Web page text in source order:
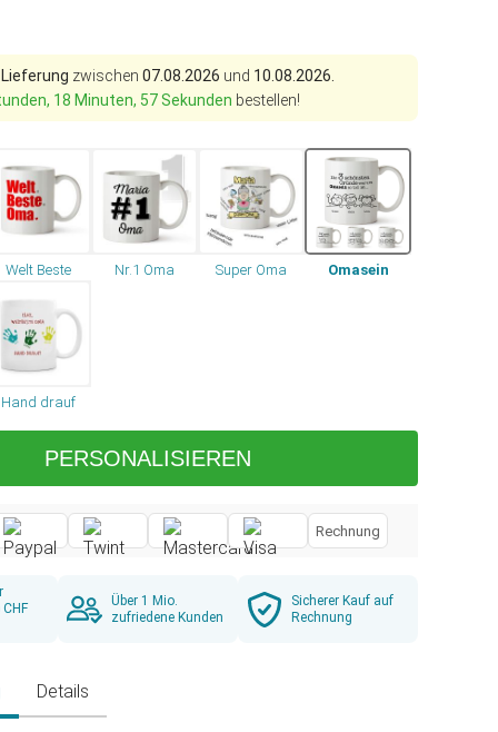
zwischen 07.08.2026 und 10.08.2026.
18 Minuten, 56 Sekunden bestellen!
Welt Beste Nr.1 Oma Super Oma Omasein
Hand drauf
PERSONALISIEREN
Rechnung
Über 1 Mio.
zufriedene Kunden
Sicherer Kauf auf
Rechnung
Details